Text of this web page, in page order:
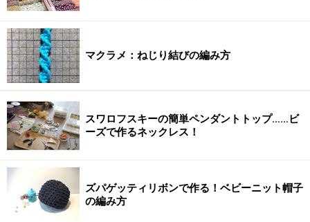
マクラメ：ねじり結びの編み方
スワロフスキーの簡単ペンダントトップ……ビ
ーズで作るネックレス！
ズパゲッティリボンで作る！ベビーニット帽子
の編み方